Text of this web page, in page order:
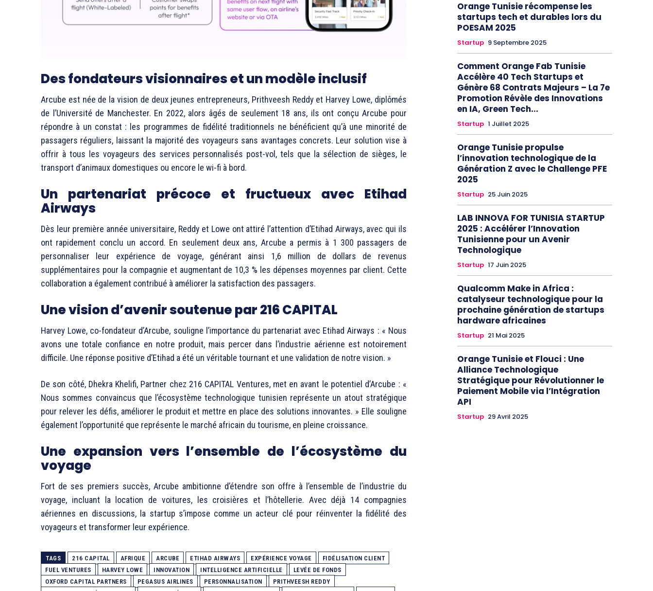
Des fondateurs visionnaires et un modèle inclusif
Arcube est née de la vision de deux jeunes entrepreneurs, Prithveesh Reddy et Harvey Lowe, diplômés
de l’Université de Manchester. En 2022, alors âgés de seulement 18 ans, ils ont conçu Arcube pour
répondre à un constat : les programmes de fidélité traditionnels ne bénéficient qu’à une minorité de
passagers réguliers, laissant la majorité des voyageurs sans avantages concrets. Leur solution vise à
offrir à tous les voyageurs des services personnalisés post-vol, tels que la sélection de sièges, le
transport d’animaux domestiques ou encore le wi-fi à bord.
Un partenariat précoce et fructueux avec Etihad
Airways
Dès leur première année universitaire, Reddy et Lowe ont attiré l’attention d’Etihad Airways, avec qui ils
ont rapidement conclu un accord. En seulement deux ans, Arcube a permis à 1 300 passagers de
personnaliser leur expérience de voyage, générant ainsi 1,6 million de dollars de revenus
supplémentaires pour la compagnie et augmentant de 10,3 % les dépenses moyennes par client. Cette
collaboration a également contribué à améliorer la satisfaction des passagers.
Une vision d’avenir soutenue par 216 CAPITAL
Harvey Lowe, co-fondateur d’Arcube, souligne l’importance du partenariat avec Etihad Airways : « Nous
avons une totale confiance en notre produit, mais percer dans l’industrie aérienne est notoirement
difficile. Une réponse positive d’Etihad a été un véritable tournant et une validation de notre vision. »
De son côté, Dhekra Khelifi, Partner chez 216 CAPITAL Ventures, met en avant le potentiel d’Arcube : «
Nous sommes convaincus que l’écosystème technologique tunisien représente un atout stratégique
pour relever les défis, améliorer le produit et mettre en place des solutions innovantes. » Elle souligne
également l’opportunité que représente le marché africain du tourisme, en pleine croissance.
Une expansion vers l’ensemble de l’écosystème du
voyage
Fort de ses premiers succès, Arcube ambitionne d’étendre son offre à l’ensemble de l’industrie du
voyage, incluant la location de voitures, les croisières et l’hôtellerie. Avec déjà 14 compagnies
aériennes en discussions, la startup s’impose comme un acteur clé pour réinventer la fidélité des
voyageurs et transformer leur expérience.
TAGS 216 CAPITAL AFRIQUE ARCUBE ETIHAD AIRWAYS EXPÉRIENCE VOYAGE
FIDÉLISATION CLIENT
FUEL VENTURES
HARVEY LOWE INNOVATION INTELLIGENCE ARTIFICIELLE
LEVÉE DE FONDS
OXFORD CAPITAL PARTNERS
PEGASUS AIRLINES PERSONNALISATION
PRITHVEESH REDDY
Orange Tunisie récompense les
startups tech et durables lors du
POESAM 2025
Startup 9 Septembre 2025
Comment Orange Fab Tunisie
Accélère 40 Tech Startups et
Génère 68 Contrats Majeurs – La 7e
Promotion Révèle des Innovations
en IA, Green Tech...
Startup 1 Juillet 2025
Orange Tunisie propulse
l’innovation technologique de la
Génération Z avec le Challenge PFE
2025
Startup 25 Juin 2025
LAB INNOVA FOR TUNISIA STARTUP
2025 : Accélérer l’Innovation
Tunisienne pour un Avenir
Technologique
Startup 17 Juin 2025
Qualcomm Make in Africa :
catalyseur technologique pour la
prochaine génération de startups
hardware africaines
Startup 21 Mai 2025
Orange Tunisie et Flouci : Une
Alliance Technologique
Stratégique pour Révolutionner le
Paiement Mobile via l’Intégration
API
Startup 29 Avril 2025